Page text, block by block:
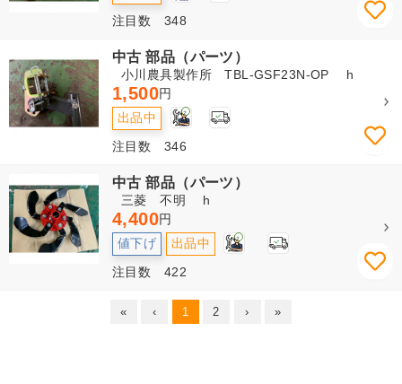
注目数 348
中古 部品（パーツ）
小川農具製作所 TBL-GSF23N-OP h
1,500円
出品中 2
注目数 346
中古 部品（パーツ）
三菱 不明 h
4,400円
値下げ 出品中 2
注目数 422
« ‹ 1 2 › »